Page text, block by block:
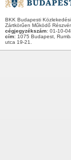
BKK Budapesti
Zártkörűen Működő
cégjegyzékszám: 01-10-
cím: 1075 Budapest,
utca 19-21.